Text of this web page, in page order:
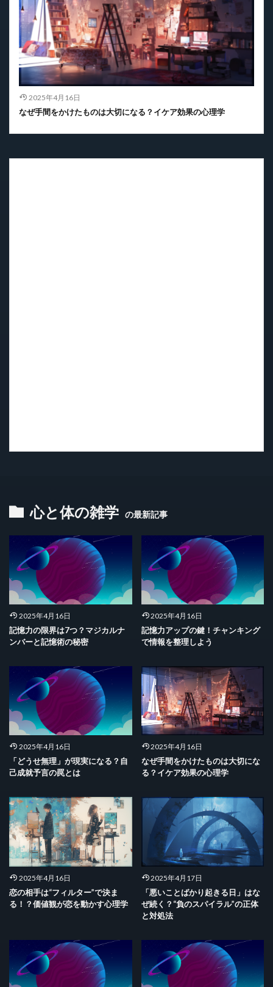
2025年4月16日
なぜ手間をかけたものは大切になる？イケア効果の心理学
心と体の雑学 の最新記事
2025年4月16日
記憶力の限界は7つ？マジカルナ
ンバーと記憶術の秘密
2025年4月16日
記憶力アップの鍵！チャンキング
で情報を整理しよう
2025年4月16日
「どうせ無理」が現実になる？自
己成就予言の罠とは
2025年4月16日
なぜ手間をかけたものは大切にな
る？イケア効果の心理学
2025年4月16日
恋の相手は“フィルター”で決ま
る！？価値観が恋を動かす心理学
2025年4月17日
「悪いことばかり起きる日」はな
ぜ続く？“負のスパイラル”の正体
と対処法